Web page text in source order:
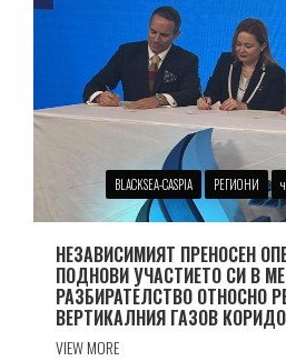
BLACKSEA-CASPIA РЕГИОНИ
НЕЗАВИСИМИЯТ ПРЕНОСЕН
ПОДНОВИ УЧАСТИЕТО СИ В
РАЗБИРАТЕЛСТВО ОТНОСНО
ВЕРТИКАЛНИЯ ГАЗОВ
VIEW MORE